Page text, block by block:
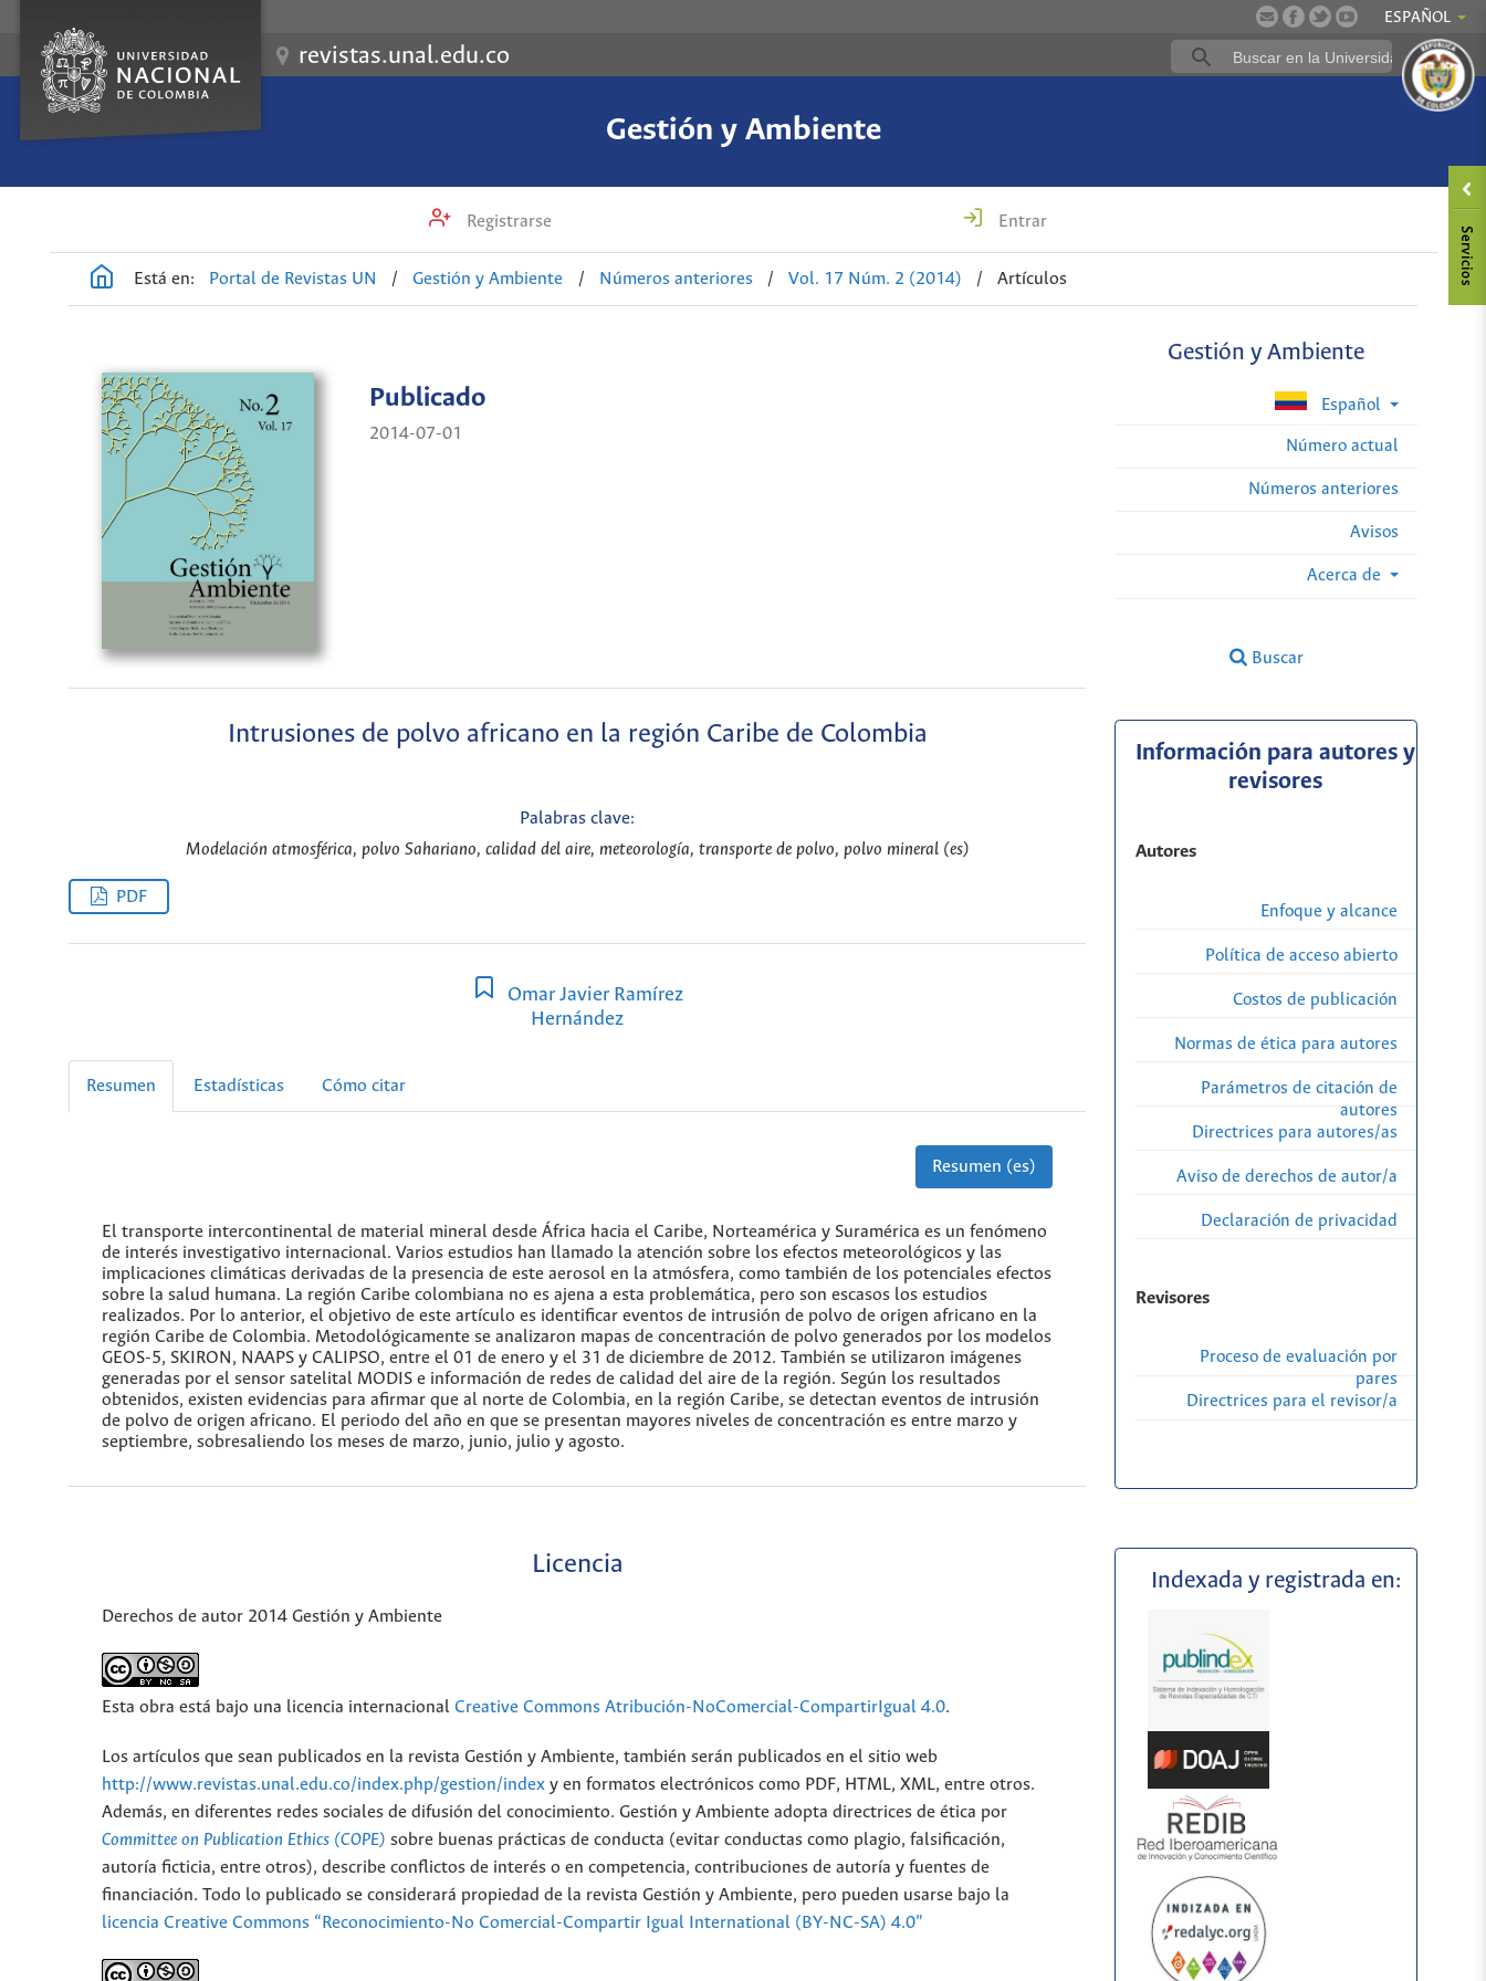
ESPAÑOL
revistas.unal.edu.co
Gestión y Ambiente
Registrarse Entrar
Está en: Portal de Revistas UN / Gestión y Ambiente / Números anteriores / Vol. 17 Núm. 2 (2014) / Artículos
Gestión y Ambiente
Español
Número actual
Números anteriores
Avisos
Acerca de
Buscar
Publicado
2014-07-01
Intrusiones de polvo africano en la región Caribe de Colombia
Palabras clave:
Modelación atmosférica, polvo Sahariano, calidad del aire, meteorología, transporte de polvo, polvo mineral (es)
PDF
Omar Javier Ramírez
Hernández
Resumen Estadísticas Cómo citar
Resumen (es)
El transporte intercontinental de material mineral desde África hacia el Caribe, Norteamérica y Suramérica es un fenómeno
de interés investigativo internacional. Varios estudios han llamado la atención sobre los efectos meteorológicos y las
implicaciones climáticas derivadas de la presencia de este aerosol en la atmósfera, como también de los potenciales efectos
sobre la salud humana. La región Caribe colombiana no es ajena a esta problemática, pero son escasos los estudios
realizados. Por lo anterior, el objetivo de este artículo es identificar eventos de intrusión de polvo de origen africano en la
región Caribe de Colombia. Metodológicamente se analizaron mapas de concentración de polvo generados por los modelos
GEOS-5, SKIRON, NAAPS y CALIPSO, entre el 01 de enero y el 31 de diciembre de 2012. También se utilizaron imágenes
generadas por el sensor satelital MODIS e información de redes de calidad del aire de la región. Según los resultados
obtenidos, existen evidencias para afirmar que al norte de Colombia, en la región Caribe, se detectan eventos de intrusión
de polvo de origen africano. El periodo del año en que se presentan mayores niveles de concentración es entre marzo y
septiembre, sobresaliendo los meses de marzo, junio, julio y agosto.
Licencia
Derechos de autor 2014 Gestión y Ambiente
Esta obra está bajo una licencia internacional Creative Commons Atribución-NoComercial-CompartirIgual 4.0.
Los artículos que sean publicados en la revista Gestión y Ambiente, también serán publicados en el sitio web
http://www.revistas.unal.edu.co/index.php/gestion/index y en formatos electrónicos como PDF, HTML, XML, entre otros.
Además, en diferentes redes sociales de difusión del conocimiento. Gestión y Ambiente adopta directrices de ética por
Committee on Publication Ethics (COPE) sobre buenas prácticas de conducta (evitar conductas como plagio, falsificación,
autoría ficticia, entre otros), describe conflictos de interés o en competencia, contribuciones de autoría y fuentes de
financiación. Todo lo publicado se considerará propiedad de la revista Gestión y Ambiente, pero pueden usarse bajo la
licencia Creative Commons “Reconocimiento-No Comercial-Compartir Igual International (BY-NC-SA) 4.0”
Información para autores y
revisores
Autores
Enfoque y alcance
Política de acceso abierto
Costos de publicación
Normas de ética para autores
Parámetros de citación de
autores
Directrices para autores/as
Aviso de derechos de autor/a
Declaración de privacidad
Revisores
Proceso de evaluación por
pares
Directrices para el revisor/a
Indexada y registrada en: